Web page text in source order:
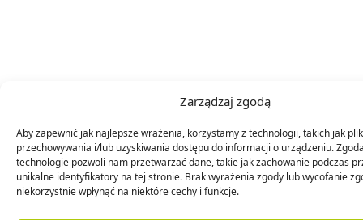
Zarządzaj zgodą
Aby zapewnić jak najlepsze wrażenia, korzystamy z technologii, takich jak
przechowywania i/lub uzyskiwania dostępu do informacji o urządzeniu.
technologie pozwoli nam przetwarzać dane, takie jak zachowanie podczas
unikalne identyfikatory na tej stronie. Brak wyrażenia zgody lub wycofanie
niekorzystnie wpłynąć na niektóre cechy i funkcje.